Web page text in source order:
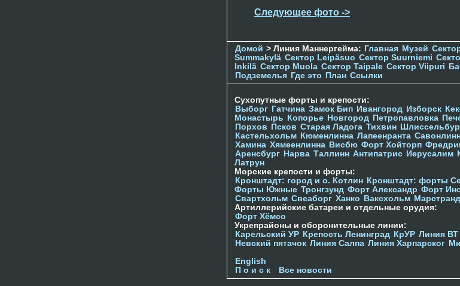
Следующее фото ->
Домой > Линия Маннергейма: Главная Музей
Summakylä Сектор Leipäsuo Сектор Suurniemi
Inkilä Сектор Muola Сектор Taipale Сектор Viipuri
Подземелья Где это План Ссылки
Сухопутные форты и крепости:
Выборг Гатчина Замок Бип Ивангород Изборск
Монастырь
Копорье Новгород Петропавловка
Порхов
Псков Старая Ладога Тихвин
Кастельхольм Кюменлинна Лапеенранта
Хамина Хямеенлинна Висбю Форт Хойторп
Аренсбург Нарва Таллинн Антипатрис Иерусалим
Латрун
Морские крепости и форты:
Кронштадт: город и о. Котлин Кронштадт: форты
Форты Южные Тронгзунд Форт Александр Форт
Свартхольм Свеаборг Ханко Ваксхольм Марстранд
Артиллерийские батареи и отдельные орудия:
Форт Хёмсо
Укрепрайоны и оборонительные линии:
Карельский УР Крепость Ленинград КрУР Линия ВТ
Невский пятачок Линия Салпа Линия Харпарског
English
П о и с к
Все новости